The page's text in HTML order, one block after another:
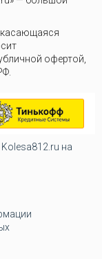
касающаяся
офертой,